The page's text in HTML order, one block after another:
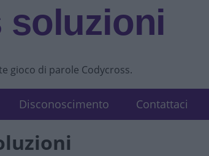
soluzioni
gioco di parole Codycross.
Disconoscimento Contattaci